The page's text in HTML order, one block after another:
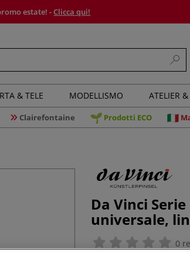
estate! -Clicca qui!
& TELE MODELLISMO ATELIER
Clairefontaine Prodotti ECO
Da Vinci
universale,
0